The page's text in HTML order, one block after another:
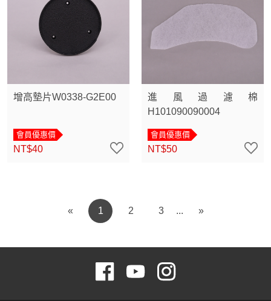
增高墊片W0338-G2E00
會員優惠價
NT$40
進風過濾棉
H101090090004
會員優惠價
NT$50
« 1 2 3 »